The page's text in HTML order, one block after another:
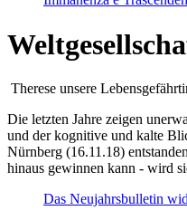
Therese unsere
Die letzten Jahre zeigen
und der kognitive und kalte
Nürnberg (16.11.18)
hinaus gewinnen kann - wird
Das Neujahrsbulletin